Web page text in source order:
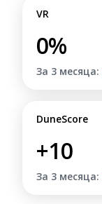
VR
0%
За 3 месяца:
DuneScore
+10
За 3 месяца: